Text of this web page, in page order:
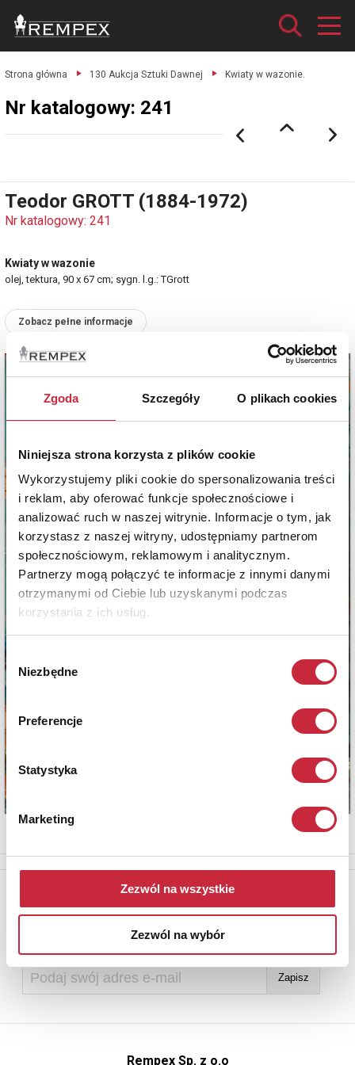
Zgoda Szczegóły O plikach cookies
Niniejsza strona korzysta z plików cookie
Wykorzystujemy pliki cookie do spersonalizowania treści
i reklam, aby oferować funkcje społecznościowe i
analizować ruch w naszej witrynie. Informacje o tym, jak
korzystasz z naszej witryny, udostępniamy partnerom
społecznościowym, reklamowym i analitycznym.
Partnerzy mogą połączyć te informacje z innymi danymi
otrzymanymi od Ciebie lub uzyskanymi podczas
korzystania z ich usług.
Wybór
zgody
Niezbędne
Preferencje
Statystyka
Marketing
Zezwól na wszystkie
Zezwól na wybór
Strona główna 130 Aukcja Sztuki Dawnej Kwiaty w wazonie.
Nr katalogowy: 241
Teodor GROTT (1884-1972)
Nr katalogowy: 241
Kwiaty w wazonie
olej, tektura, 90 x 67 cm; sygn. l.g.: TGrott
Zobacz pełne informacje
Newsletter
Aby otrzymywać informacje o nowych aukcjach, prosimy podać
adres e-mail
Rempex Sp. z o.o